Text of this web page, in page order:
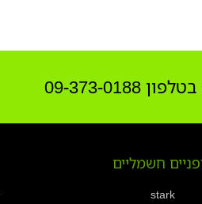
0188
חשמליים
stark